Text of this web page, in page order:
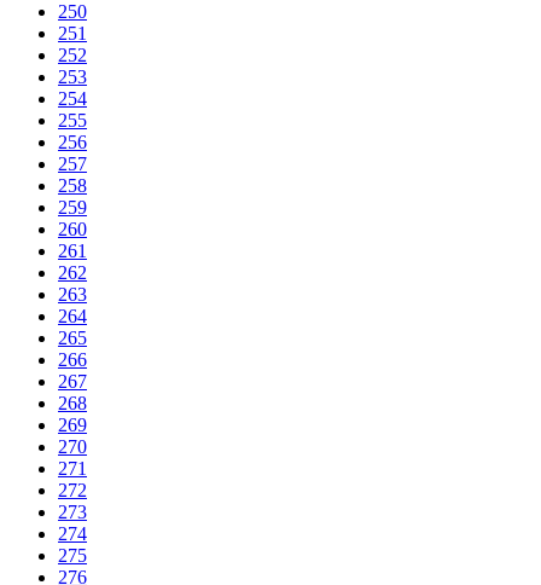
250
251
252
253
254
255
256
257
258
259
260
261
262
263
264
265
266
267
268
269
270
271
272
273
274
275
276